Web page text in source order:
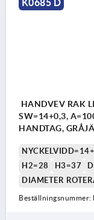
HANDVEV RAK
SW=14+0,3,
HANDTAG,
H2=28
H3=37
DIAMETER
Beställningsnummer: